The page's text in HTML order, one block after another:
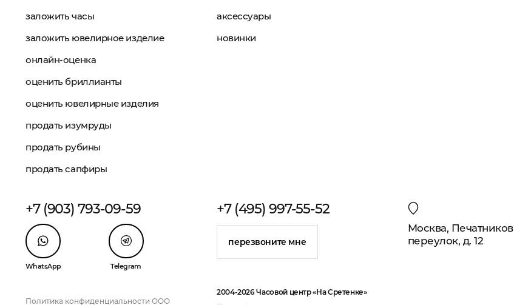
заложить часы
заложить ювелирное изделие
онлайн-оценка
оценить бриллианты
оценить ювелирные изделия
продать изумруды
продать рубины
продать сапфиры
аксессуары
новинки
+7 (903) 793-09-59
WhatsApp Telegram
+7 (495) 997-55-52
перезвоните мне
Москва, Печатников
переулок, д. 12
Политика конфиденциальности ООО
2004-2026 Часовой центр «На Сретенке»